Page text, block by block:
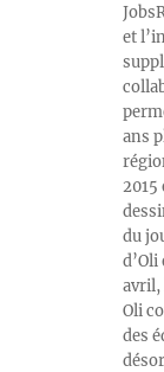
et
ans
2015
du
avril,
Oli
des